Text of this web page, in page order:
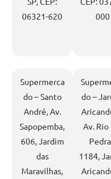
06321-620
000
Supermerca
do – Santo
André, Av.
Sapopemba,
606, Jardim
das
Maravilhas,
do –
Av. Rio
1184,